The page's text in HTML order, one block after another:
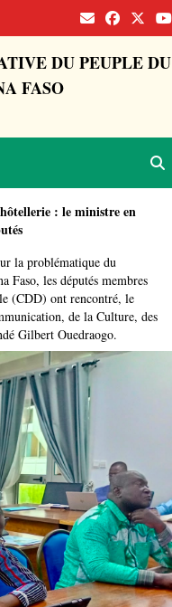
DU PEUPLE DU
FASO
: le ministre en
la problématique du
Faso, les députés membres
(CDD) ont rencontré, le
de la Culture, des
Gilbert Ouedraogo.